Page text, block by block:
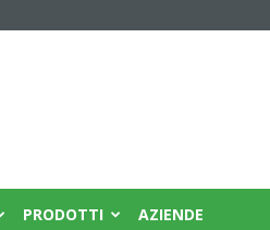
PRODOTTI AZIENDE